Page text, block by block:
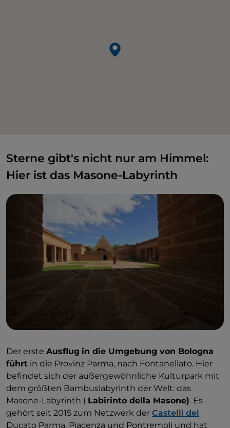
Sterne gibt's nicht nur am Himmel:
Hier ist das Masone-Labyrinth
Der erste Ausflug in die Umgebung von Bologna
führt in die Provinz Parma, nach Fontanellato. Hier
befindet sich der außergewöhnliche Kulturpark mit
dem größten Bambuslabyrinth der Welt: das
Masone-Labyrinth ( Labirinto della Masone). Es
gehört seit 2015 zum Netzwerk der Castelli del
Ducato Parma, Piacenza und Pontremoli und hat